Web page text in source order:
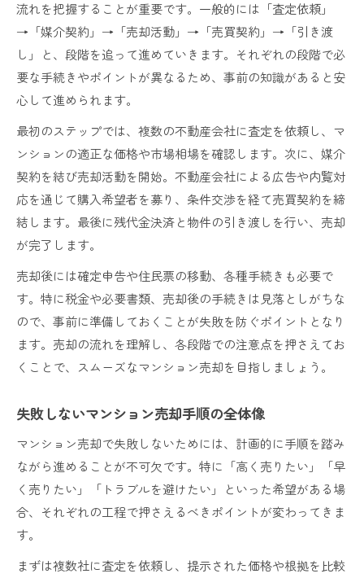
マンション売却 入金いつかかる？の疑問解消
マンション売却後に必要な手続きまとめ
マンション売却 入金から確定申告までの流れ
売却後の手続きで損しないためのポイント
後悔しないマンション売却方法の選び方
マンション売却で満足するための実践ポイント
失敗しないマンション売却の進め方総まとめ
マンション売却後の悩みをなくす進行手順
マンション売却の相談事例と成功の秘訣
流れを把握することが重要です。一般的には「査定依頼」
→「媒介契約」→「売却活動」→「売買契約」→「引き渡
し」と、段階を追って進めていきます。それぞれの段階で必
要な手続きやポイントが異なるため、事前の知識があると安
心して進められます。
最初のステップでは、複数の不動産会社に査定を依頼し、マ
ンションの適正な価格や市場相場を確認します。次に、媒介
契約を結び売却活動を開始。不動産会社による広告や内覧対
応を通じて購入希望者を募り、条件交渉を経て売買契約を締
結します。最後に残代金決済と物件の引き渡しを行い、売却
が完了します。
売却後には確定申告や住民票の移動、各種手続きも必要で
す。特に税金や必要書類、売却後の手続きは見落としがちな
ので、事前に準備しておくことが失敗を防ぐポイントとなり
ます。売却の流れを理解し、各段階での注意点を押さえてお
くことで、スムーズなマンション売却を目指しましょう。
失敗しないマンション売却手順の全体像
マンション売却で失敗しないためには、計画的に手順を踏み
ながら進めることが不可欠です。特に「高く売りたい」「早
く売りたい」「トラブルを避けたい」といった希望がある場
合、それぞれの工程で押さえるべきポイントが変わってきま
す。
まずは複数社に査定を依頼し、提示された価格や根拠を比較